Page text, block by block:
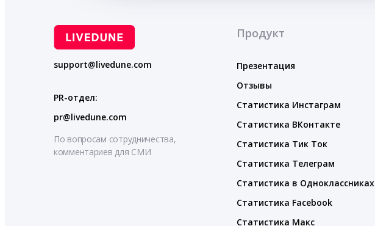
support@livedune.com
PR-отдел:
pr@livedune.com
По вопросам сотрудничества,
комментариев для СМИ
Продукт
Презентация
Отзывы
Статистика Инстаграм
Статистика ВКонтакте
Статистика Тик Ток
Статистика Телеграм
Статистика в Одноклассниках
Статистика Facebook
Статистика Макс